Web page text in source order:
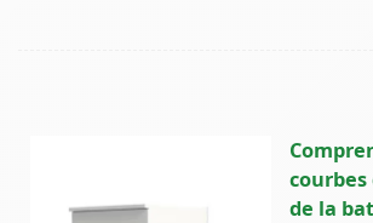
courbes
de la